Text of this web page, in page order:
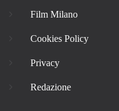
Film Milano
Cookies Policy
Privacy
Redazione